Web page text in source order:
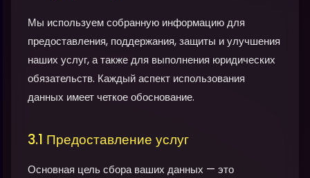
Мы используем собранную информацию для
предоставления, поддержания, защиты и улучшения
наших услуг, а также для выполнения юридических
обязательств. Каждый аспект использования
данных имеет четкое обоснование.
3.1 Предоставление услуг
Основная цель сбора ваших данных — это